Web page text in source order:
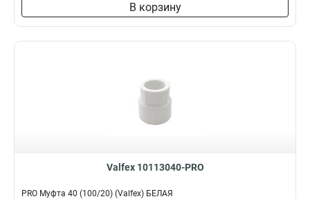
В корзину
Valfex 10113040-PRO
PRO Муфта 40 (100/20) (Valfex) БЕЛАЯ